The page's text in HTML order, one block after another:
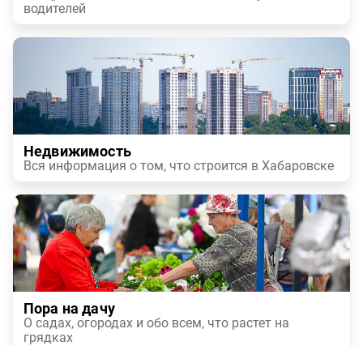
водителей
Недвижимость
Вся информация о том, что строится в Хабаровске
Пора на дачу
О садах, огородах и обо всем, что растет на
грядках